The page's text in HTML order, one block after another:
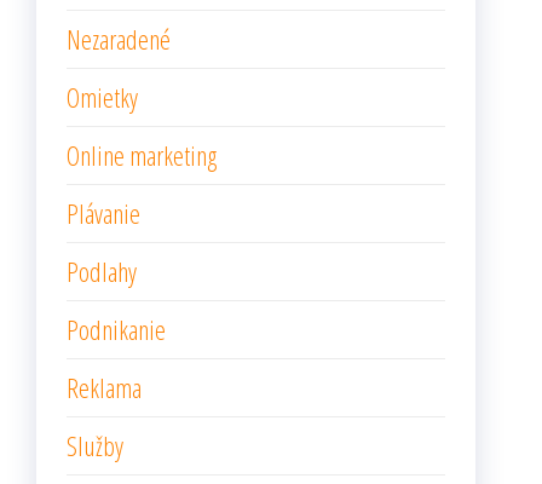
Nezaradené
Omietky
Online marketing
Plávanie
Podlahy
Podnikanie
Reklama
Služby